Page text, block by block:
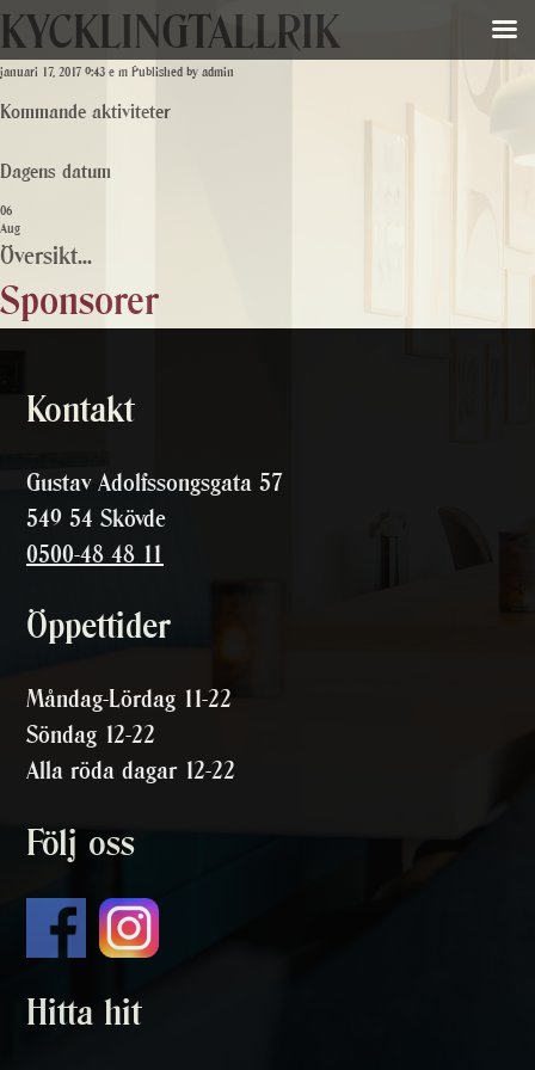
KYCKLINGTALLRIK
januari 17, 2017 9:43 e m Published by admin
Kommande aktiviteter
Dagens datum
06
Aug
Översikt...
Sponsorer
Kontakt
Gustav Adolfssongsgata 57
549 54 Skövde
0500-48 48 11
Öppettider
Måndag-Lördag 11-22
Söndag 12-22
Alla röda dagar 12-22
Följ oss
Hitta hit